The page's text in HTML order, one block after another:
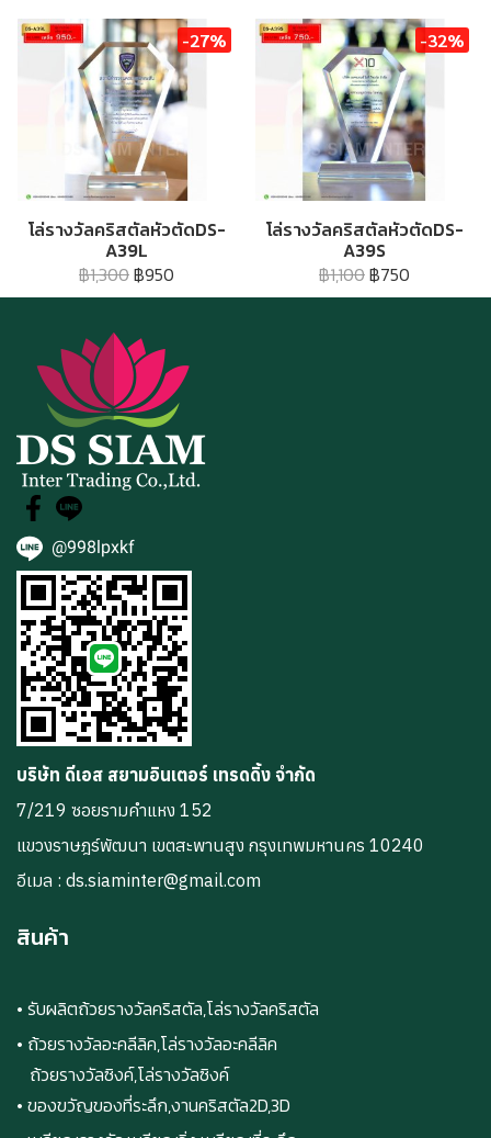
-27%
โล่รางวัลคริสตัลหัวตัดDS-
A39L
฿1,300฿950
-32%
โล่รางวัลคริสตัลหัวตัดDS-
A39S
฿1,100฿750
@998lpxkf
บริษัท ดีเอส สยามอินเตอร์ เทรดดิ้ง จำกัด
7/219 ซอยรามคำแหง 152
แขวงราษฎร์พัฒนา เขตสะพานสูง กรุงเทพมหานคร 10240
อีเมล : ds.siaminter@gmail.com
สินค้า
• รับผลิตถ้วยรางวัลคริสตัล,โล่รางวัลคริสตัล
• ถ้วยรางวัลอะคลีลิค,โล่รางวัลอะคลีลิค
ถ้วยรางวัลซิงค์,โล่รางวัลซิงค์
• ของขวัญของที่ระลึก,งานคริสตัล2D,3D